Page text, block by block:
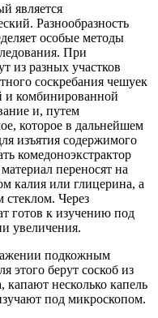
является
Разнообразность
особые методы
При
из разных участков
соскребания чешуек
и комбинированной
и, путем
которое в дальнейшем
изъятия содержимого
комедоноэкстрактор
переносят на
калия или глицерина, а
стеклом. Через
готов к изучению под
увеличения.
подкожным
этого берут соскоб из
капают несколько капель
под микроскопом.